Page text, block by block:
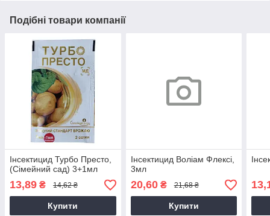
Подібні товари компанії
Інсектицид Турбо Престо,
(Сімейний сад) 3+1мл
13,89 ₴ 14,62 ₴
Купити
Інсектицид Воліам Флексі,
3мл
20,60₴ 21,68 ₴
Купити